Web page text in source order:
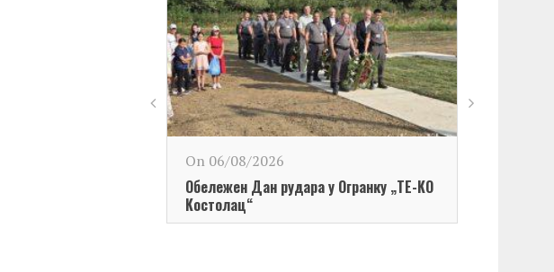
On 06/08/2026
Обележен Дан рудара у Огранку „ТЕ-KО
Kостолац“